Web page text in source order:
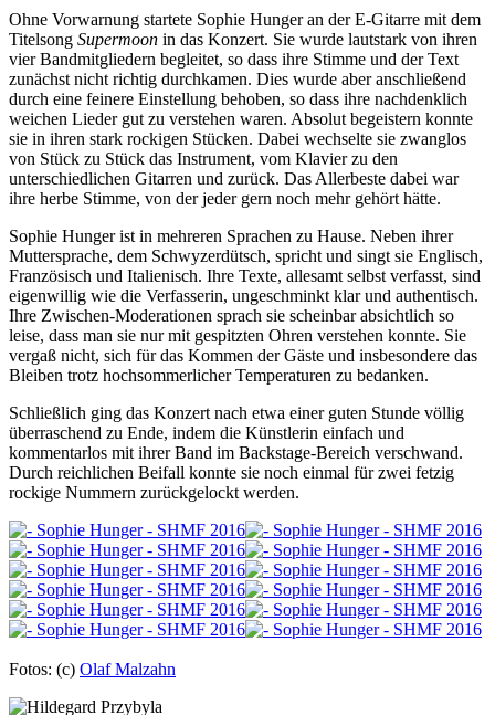
Ohne Vorwarnung startete Sophie Hunger an der E-Gitarre mit dem
Titelsong Supermoon in das Konzert. Sie wurde lautstark von ihren
vier Bandmitgliedern begleitet, so dass ihre Stimme und der Text
zunächst nicht richtig durchkamen. Dies wurde aber anschließend
durch eine feinere Einstellung behoben, so dass ihre nachdenklich
weichen Lieder gut zu verstehen waren. Absolut begeistern konnte
sie in ihren stark rockigen Stücken. Dabei wechselte sie zwanglos
von Stück zu Stück das Instrument, vom Klavier zu den
unterschiedlichen Gitarren und zurück. Das Allerbeste dabei war
ihre herbe Stimme, von der jeder gern noch mehr gehört hätte.
Sophie Hunger ist in mehreren Sprachen zu Hause. Neben ihrer
Muttersprache, dem Schwyzerdütsch, spricht und singt sie Englisch,
Französisch und Italienisch. Ihre Texte, allesamt selbst verfasst, sind
eigenwillig wie die Verfasserin, ungeschminkt klar und authentisch.
Ihre Zwischen-Moderationen sprach sie scheinbar absichtlich so
leise, dass man sie nur mit gespitzten Ohren verstehen konnte. Sie
vergaß nicht, sich für das Kommen der Gäste und insbesondere das
Bleiben trotz hochsommerlicher Temperaturen zu bedanken.
Schließlich ging das Konzert nach etwa einer guten Stunde völlig
überraschend zu Ende, indem die Künstlerin einfach und
kommentarlos mit ihrer Band im Backstage-Bereich verschwand.
Durch reichlichen Beifall konnte sie noch einmal für zwei fetzig
rockige Nummern zurückgelockt werden.
Fotos: (c) Olaf Malzahn